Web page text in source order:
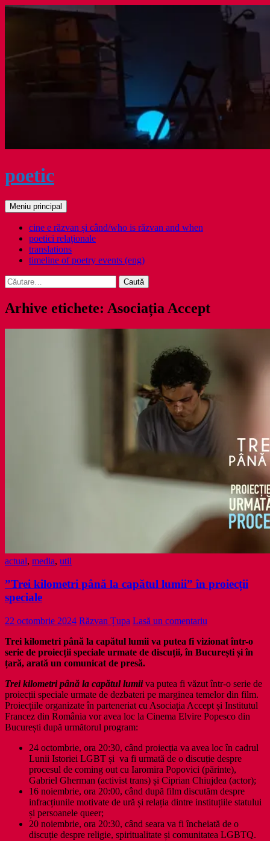
Sari
poetic
Caută
Meniu principal
cine e răzvan și când/who is răzvan and when
poetici relaţionale
translations
timeline of poetry events (eng)
Caută
după:
Arhive etichete: Asociația Accept
actual, media, util
”Trei kilometri până la capătul lumii” în proiecții
speciale
22 octombrie 2024 Răzvan Țupa Lasă un comentariu
Trei kilometri până la capătul lumii va putea fi vizionat într-o
serie de proiecții speciale urmate de discuții, în București și în
țară, arată un comunicat de presă.
Trei kilometri până la capătul lumiiva putea fi văzut într-o serie de
proiecții speciale urmate de dezbateri pe marginea temelor din film.
Proiecțiile organizate în parteneriat cu Asociația Accept și Institutul
Francez din România vor avea loc la Cinema Elvire Popesco din
București după următorul program:
24 octombrie, ora 20:30, când proiecția va avea loc în cadrul
Lunii Istoriei LGBT și va fi urmată de o discuție despre
procesul de coming out cu Iaromira Popovici (părinte),
Gabriel Gherman (activist trans) și Ciprian Chiujdea (actor);
16 noiembrie, ora 20:00, când după film discutăm despre
infracțiunile motivate de ură și relația dintre instituțiile statului
și persoanele queer;
20 noiembrie, ora 20:30, când seara va fi încheiată de o
discuție despre religie, spiritualitate și comunitatea LGBTQ.